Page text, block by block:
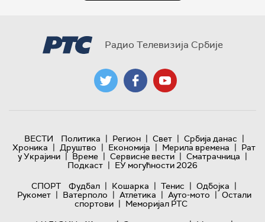
Радио Телевизија Србије
ВЕСТИ Политика | Регион | Свет | Србија данас |
Хроника | Друштво | Економија | Мерила времена | Рат
у Украјини | Време | Сервисне вести | Сматрачница |
Подкаст | ЕУ могућности 2026
СПОРТ
Фудбал | Кошарка | Тенис | Одбојка |
Рукомет | Ватерполо | Атлетика | Ауто-мото | Остали
спортови | Меморијал РТС